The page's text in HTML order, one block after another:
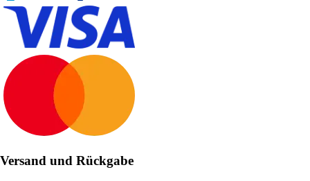
Versand und Rückgabe